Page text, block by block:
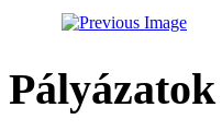
Pályázatok